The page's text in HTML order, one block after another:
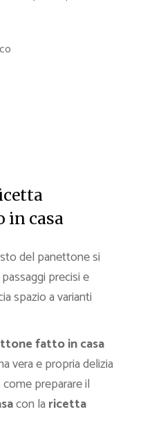
in casa
del panettone si
precisi e
spazio a varianti
fatto in casa
vera e propria delizia
preparare il
con la ricetta